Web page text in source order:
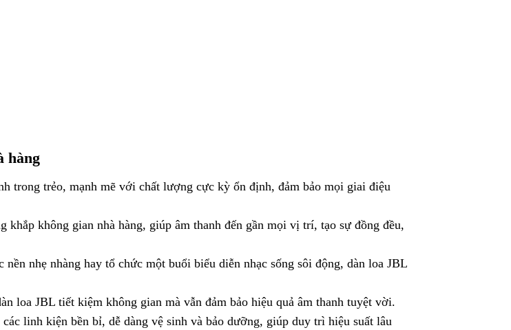
hàng
trong trẻo, mạnh mẽ với chất lượng cực kỳ ổn định, đảm bảo mọi giai điệu
không gian nhà hàng, giúp âm thanh đến gần mọi vị trí, tạo sự đồng đều,
nhẹ nhàng hay tổ chức một buổi biểu diễn nhạc sống sôi động, dàn loa JBL
loa JBL tiết kiệm không gian mà vẫn đảm bảo hiệu quả âm thanh tuyệt vời.
linh kiện bền bỉ, dễ dàng vệ sinh và bảo dưỡng, giúp duy trì hiệu suất lâu